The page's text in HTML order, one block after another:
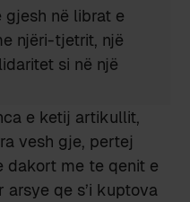
gjesh në librat e
njëri-tjetrit, një
si në një
e ketij artikullit,
vesh gje, pertej
dakort me te qenit e
qe s’i kuptova